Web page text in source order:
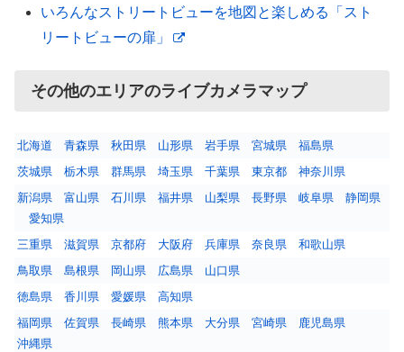
いろんなストリートビューを地図と楽しめる「スト
リートビューの扉」
その他のエリアのライブカメラマップ
北海道 青森県 秋田県 山形県 岩手県 宮城県
福島県
茨城県
栃木県 群馬県 埼玉県 千葉県 東京都
神奈川県
新潟県
富山県 石川県 福井県 山梨県 長野県 岐阜県
静岡県
愛知県
三重県
滋賀県 京都府 大阪府 兵庫県 奈良県
和歌山県
鳥取県
島根県 岡山県 広島県
山口県
徳島県
香川県 愛媛県
高知県
福岡県
佐賀県 長崎県 熊本県 大分県 宮崎県
鹿児島県
沖縄県